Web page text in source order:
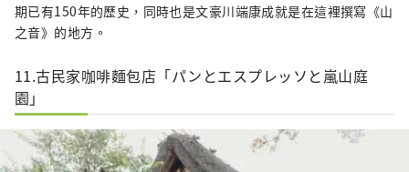
期已有150年的歷史，同時也是文豪川端康成就是在這裡撰寫《山
之音》的地方。
11.古民家咖啡麵包店「パンとエスプレッソと嵐山庭
園」